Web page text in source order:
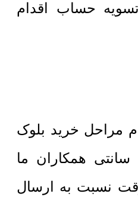
حساب اقدام
مراحل خرید بلوک
هبلکس 10 سانتی همکاران ما
نسبت به ارسال